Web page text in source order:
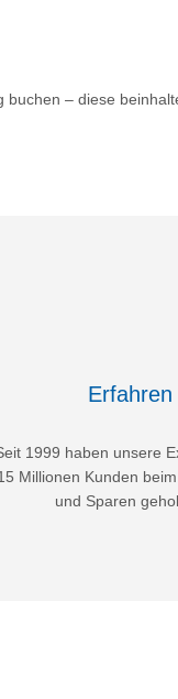
buchen – diese
Erfahren
1999 haben unsere
Millionen Kunden
und Sparen